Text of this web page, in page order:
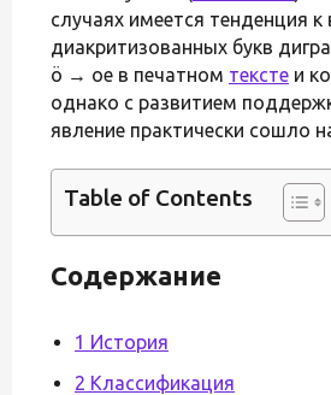
случаях имеется тенденция
диакритизованных букв
ö → ое в печатном тексте и
однако с развитием
явление практически сошло
Table of Contents
Содержание
1 История
2 Классификация